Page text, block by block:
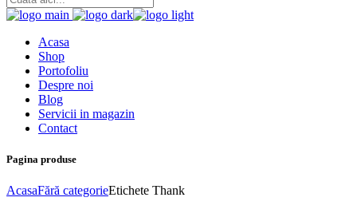
Acasa
Shop
Portofoliu
Despre noi
Blog
Servicii in magazin
Contact
Pagina produse
AcasaFără categorieEtichete Thank